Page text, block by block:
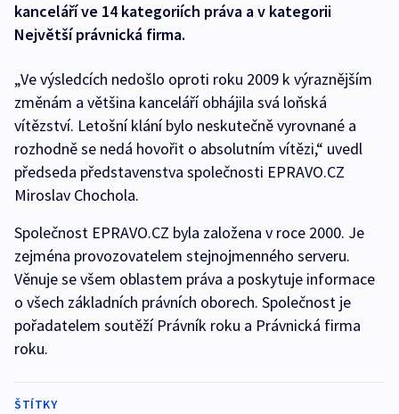
kanceláří ve 14 kategoriích práva a v kategorii
Největší právnická firma.
„Ve výsledcích nedošlo oproti roku 2009 k výraznějším
změnám a většina kanceláří obhájila svá loňská
vítězství. Letošní klání bylo neskutečně vyrovnané a
rozhodně se nedá hovořit o absolutním vítězi,“ uvedl
předseda představenstva společnosti EPRAVO.CZ
Miroslav Chochola.
Společnost EPRAVO.CZ byla založena v roce 2000. Je
zejména provozovatelem stejnojmenného serveru.
Věnuje se všem oblastem práva a poskytuje informace
o všech základních právních oborech. Společnost je
pořadatelem soutěží Právník roku a Právnická firma
roku.
ŠTÍTKY